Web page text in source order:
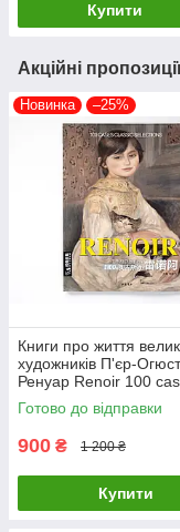
Купити
Акційні
Новинка –25%
Книги про життя
художників П'єр-Огюст
Ренуар Renoir 100
classic selections
книги про мистецтво
Готово до відправки
900 ₴ 1 200 ₴
Купити